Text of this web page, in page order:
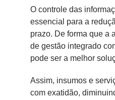
O controle das
essencial para a
prazo. De forma que a
de gestão integrado
pode ser a melhor
Assim, insumos e
com exatidão,